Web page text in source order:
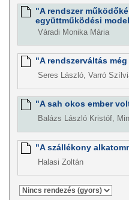
"A rendszer
együttműködési
Váradi Monika Mária
"A rendszerváltás
Seres László, Varró
"A sah okos ember
Balázs László Kristóf,
"A szállékony
Halasi Zoltán